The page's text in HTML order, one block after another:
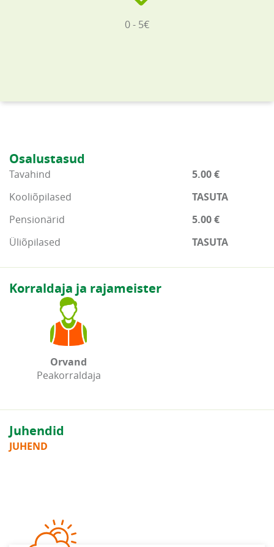
0 - 5€
Osalustasud
Tavahind
5.00 €
Kooliõpilased
TASUTA
Pensionärid
5.00 €
Üliõpilased
TASUTA
Korraldaja ja rajameister
Orvand
Peakorraldaja
Juhendid
JUHEND